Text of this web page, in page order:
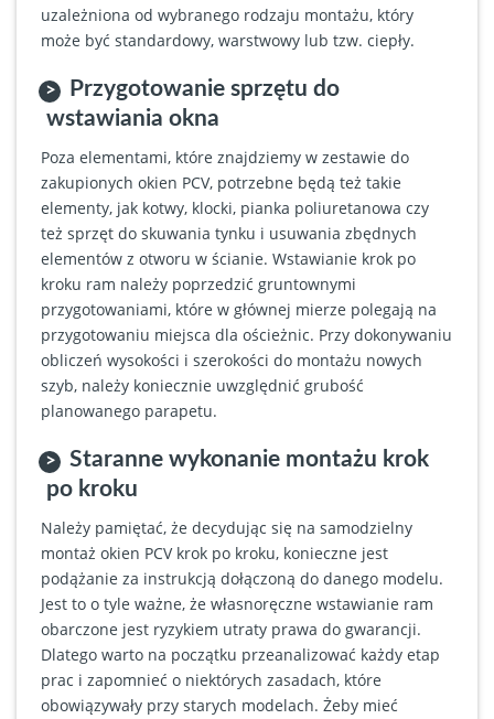
uzależniona od wybranego rodzaju montażu, który
może być standardowy, warstwowy lub tzw. ciepły.
Przygotowanie sprzętu do
wstawiania okna
Poza elementami, które znajdziemy w zestawie do
zakupionych okien PCV, potrzebne będą też takie
elementy, jak kotwy, klocki, pianka poliuretanowa czy
też sprzęt do skuwania tynku i usuwania zbędnych
elementów z otworu w ścianie. Wstawianie krok po
kroku ram należy poprzedzić gruntownymi
przygotowaniami, które w głównej mierze polegają na
przygotowaniu miejsca dla ościeżnic. Przy dokonywaniu
obliczeń wysokości i szerokości do montażu nowych
szyb, należy koniecznie uwzględnić grubość
planowanego parapetu.
Staranne wykonanie montażu krok
po kroku
Należy pamiętać, że decydując się na samodzielny
montaż okien PCV krok po kroku, konieczne jest
podążanie za instrukcją dołączoną do danego modelu.
Jest to o tyle ważne, że własnoręczne wstawianie ram
obarczone jest ryzykiem utraty prawa do gwarancji.
Dlatego warto na początku przeanalizować każdy etap
prac i zapomnieć o niektórych zasadach, które
obowiązywały przy starych modelach. Żeby mieć